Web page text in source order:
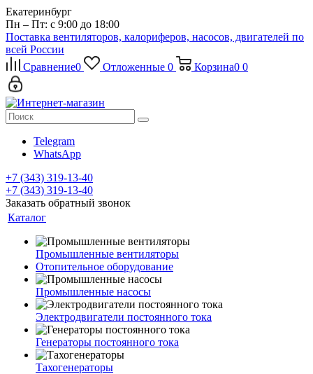
Екатеринбург
Пн – Пт: с 9:00 до 18:00
Поставка вентиляторов, калориферов, насосов, двигателей по
всей России
Сравнение0 Отложенные 0 Корзина0 0
Telegram
WhatsApp
+7 (343) 319-13-40
+7 (343) 319-13-40
Заказать обратный звонок
Каталог
Промышленные вентиляторы
Отопительное оборудование
Промышленные насосы
Электродвигатели постоянного тока
Генераторы постоянного тока
Тахогенераторы